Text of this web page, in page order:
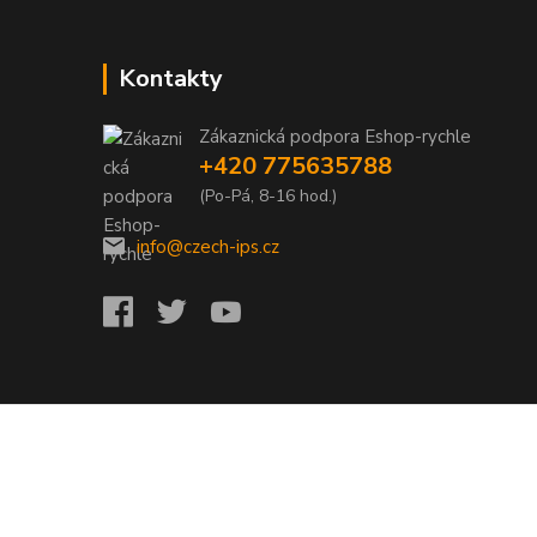
Kontakty
Zákaznická podpora Eshop-rychle
+420 775635788
(Po-Pá, 8-16 hod.)
info@czech-ips.cz